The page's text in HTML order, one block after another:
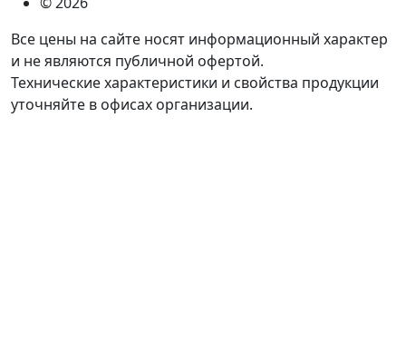
Все цены на сайте носят информационный характер
и не являются публичной офертой.
Технические характеристики и свойства продукции
уточняйте в офисах организации.